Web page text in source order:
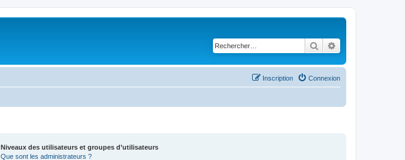
Rechercher
Connexion
Inscription
Niveaux des utilisateurs et groupes d’utilisateurs
Que sont les administrateurs ?